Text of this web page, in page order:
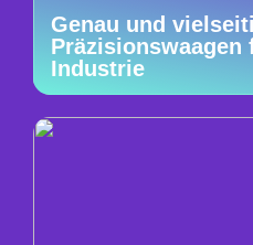
Genau und
Präzisionswaagen
Industrie